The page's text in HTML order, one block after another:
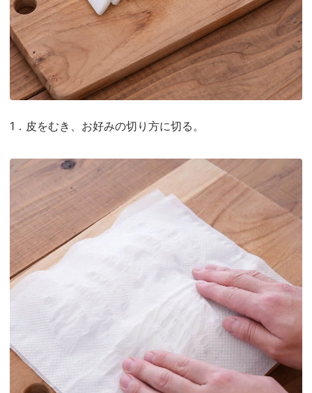
1．皮をむき、お好みの切り方に切る。